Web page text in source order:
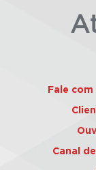
Fale com
Canal